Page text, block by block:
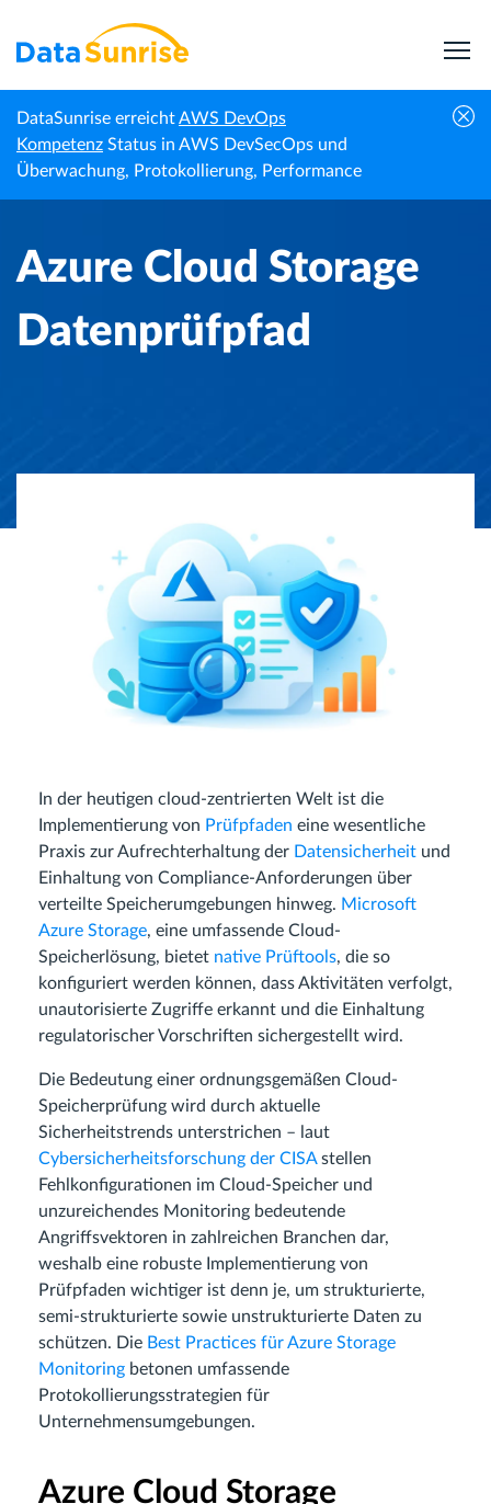
DataSunrise erreichtAWS DevOps
Kompetenz Status in AWS DevSecOps und
Überwachung, Protokollierung, Performance
Startseite Wissenszentrum Azure Cloud Storage Datenprüfpfad
Azure Cloud Storage
Datenprüfpfad
In der heutigen cloud-zentrierten Welt ist die
Implementierung von Prüfpfaden eine wesentliche
Praxis zur Aufrechterhaltung der Datensicherheit und
Einhaltung von Compliance-Anforderungen über
verteilte Speicherumgebungen hinweg. Microsoft
Azure Storage, eine umfassende Cloud-
Speicherlösung, bietet native Prüftools, die so
konfiguriert werden können, dass Aktivitäten verfolgt,
unautorisierte Zugriffe erkannt und die Einhaltung
regulatorischer Vorschriften sichergestellt wird.
Die Bedeutung einer ordnungsgemäßen Cloud-
Speicherprüfung wird durch aktuelle
Sicherheitstrends unterstrichen – laut
Cybersicherheitsforschung der CISAstellen
Fehlkonfigurationen im Cloud-Speicher und
unzureichendes Monitoring bedeutende
Angriffsvektoren in zahlreichen Branchen dar,
weshalb eine robuste Implementierung von
Prüfpfaden wichtiger ist denn je, um strukturierte,
semi-strukturierte sowie unstrukturierte Daten zu
schützen. Die Best Practices für Azure Storage
Monitoring betonen umfassende
Protokollierungsstrategien für
Unternehmensumgebungen.
Azure Cloud Storage